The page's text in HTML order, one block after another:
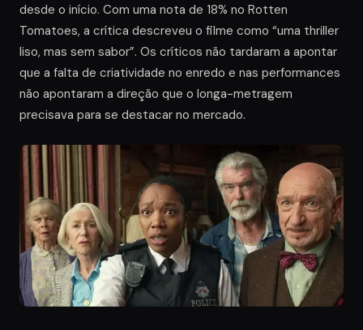
desde o início. Com uma nota de 18% no Rotten
Tomatoes, a crítica descreveu o filme como “uma thriller
liso, mas sem sabor”. Os críticos não tardaram a apontar
que a falta de criatividade no enredo e nas performances
não apontaram a direção que o longa-metragem
precisava para se destacar no mercado.